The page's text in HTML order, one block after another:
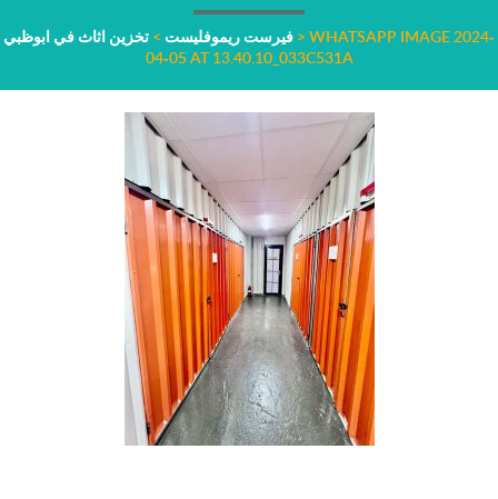
فيرست ريموفليست > تخزين اثاث في ابوظبي > WHATSAPP IMAGE 2024-
04-05 AT 13.40.10_033C531A